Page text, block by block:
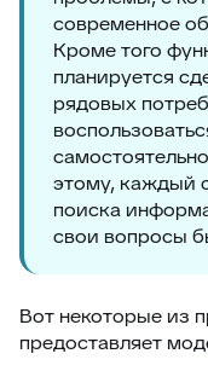
современное
Кроме того
планируется
рядовых
этому, каждый
поиска
свои вопросы
Вот некоторые из
предоставляет